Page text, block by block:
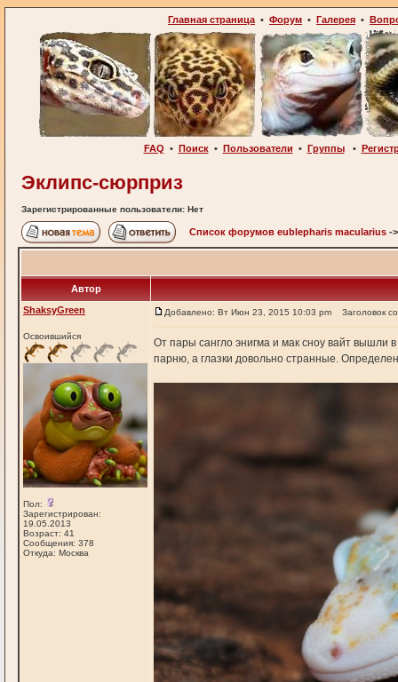
Главная страница • Форум • Галерея •
FAQ • Поиск• Пользователи • Группы•
Эклипс-сюрприз
Зарегистрированные пользователи: Нет
Список форумов eublepharis macularius -
Автор
ShaksyGreen
Освоившийся
Пол:
Зарегистрирован:
19.05.2013
Возраст: 41
Сообщения: 378
Откуда: Москва
Добавлено: Вт Июн 23, 2015 10:03 pm Заголовок
От пары сангло энигма и мак сноу вайт вышли
парню, а глазки довольно странные.